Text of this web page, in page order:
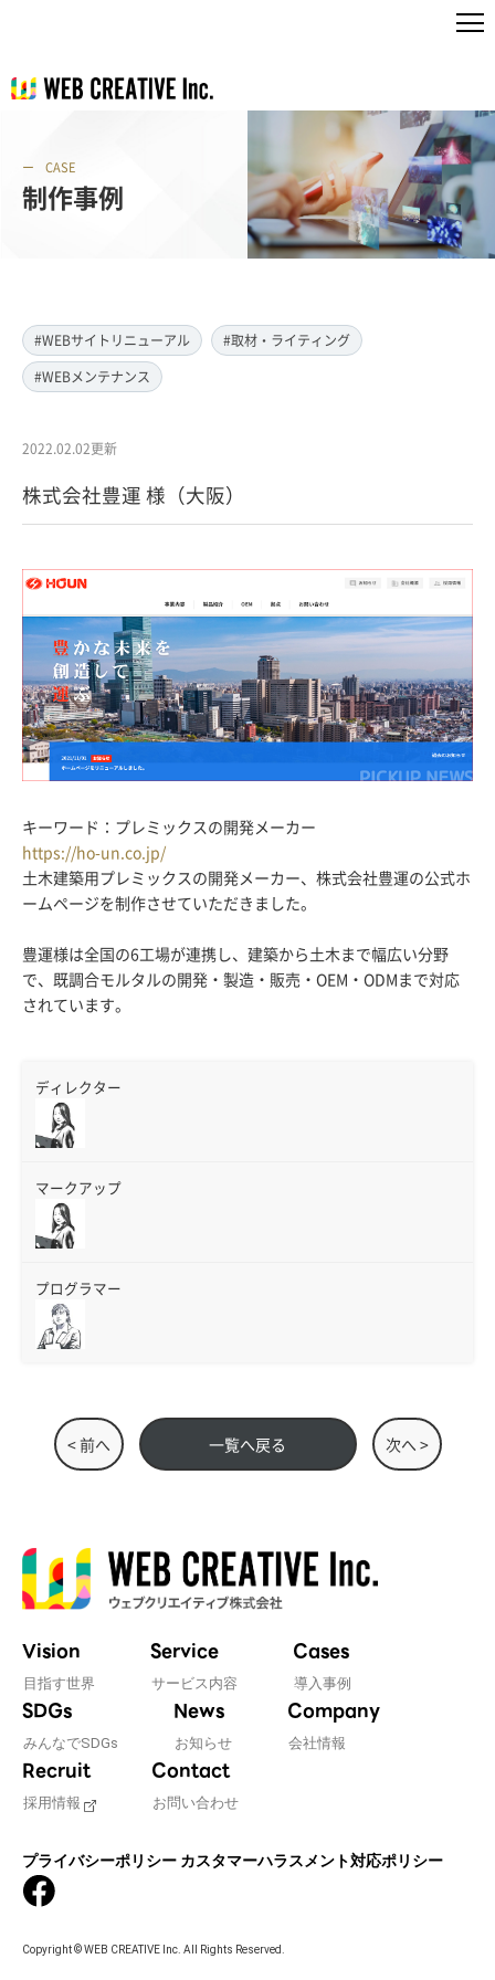
CASE
制作事例
#WEBサイトリニューアル
#取材・ライティング
#WEBメンテナンス
2022.02.02更新
株式会社豊運 様（大阪）
キーワード：プレミックスの開発メーカー
https://ho-un.co.jp/
土木建築用プレミックスの開発メーカー、株式会社豊運の公式ホ
ームページを制作させていただきました。
豊運様は全国の6工場が連携し、建築から土木まで幅広い分野
で、既調合モルタルの開発・製造・販売・OEM・ODMまで対応
されています。
ディレクター
マークアップ
プログラマー
< 前へ 一覧へ戻る 次へ >
Vision
目指す世界
Service
サービス内容
Cases
導入事例
SDGs
みんなでSDGs
News
お知らせ
Company
会社情報
Recruit
採用情報
Contact
お問い合わせ
プライバシーポリシー カスタマーハラスメント対応ポリシー
Copyright © WEB CREATIVE Inc. All Rights Reserved.